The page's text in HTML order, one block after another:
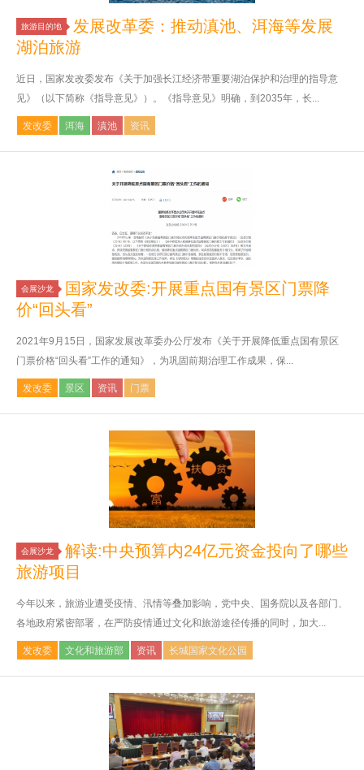
旅游目的地
发展改革委：推动滇池、洱海等发展
湖泊旅游
近日，国家发改委发布《关于加强长江经济带重要湖泊保护和治理的指导意
见》（以下简称《指导意见》）。《指导意见》明确，到2035年，长...
发改委 洱海 滇池 资讯
会展沙龙
国家发改委:开展重点国有景区门票降
价“回头看”
2021年9月15日，国家发展改革委办公厅发布《关于开展降低重点国有景区
门票价格“回头看”工作的通知》，为巩固前期治理工作成果，保...
发改委 景区 资讯 门票
会展沙龙
解读:中央预算内24亿元资金投向了哪些
旅游项目
今年以来，旅游业遭受疫情、汛情等叠加影响，党中央、国务院以及各部门、
各地政府紧密部署，在严防疫情通过文化和旅游途径传播的同时，加大...
发改委 文化和旅游部 资讯 长城国家文化公园